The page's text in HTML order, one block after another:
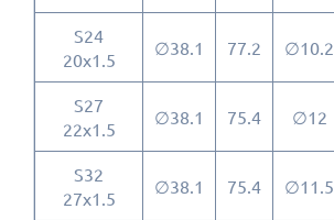
S24
20x1.5
∅38.1 77.2 ∅10.2
S27
22x1.5
∅38.1 75.4 ∅12
S32
27x1.5
∅38.1 75.4 ∅11.5